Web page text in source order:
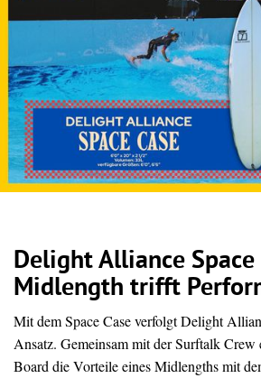
Delight Alliance Space
Midlength trifft
Mit dem Space Case verfolgt Delight
Ansatz. Gemeinsam mit der Surftalk
Board die Vorteile eines Midlengths mit